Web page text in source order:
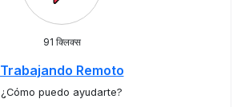
91 क्लिक्स
Trabajando Remoto
¿Cómo puedo ayudarte?